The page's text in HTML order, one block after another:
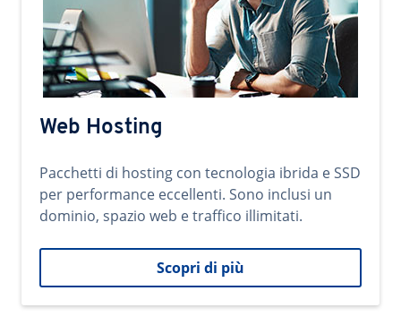
Web Hosting
Pacchetti di hosting con tecnologia ibrida e SSD
per performance eccellenti. Sono inclusi un
dominio, spazio web e traffico illimitati.
Scopri di più